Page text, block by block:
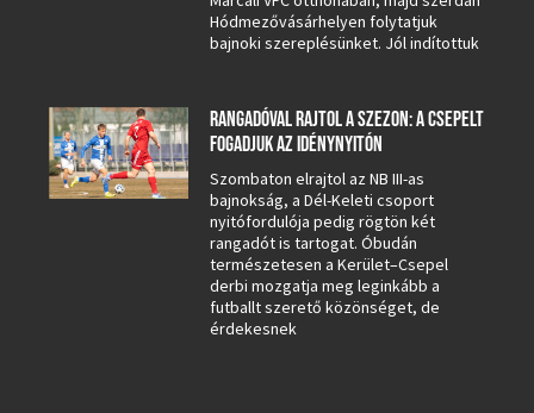
Hódmezővásárhelyen folytatjuk
bajnoki szereplésünket. Jól indítottuk
RANGADÓVAL RAJTOL A SZEZON: A CSEPELT
FOGADJUK AZ IDÉNYNYITÓN
Szombaton elrajtol az NB III-as
bajnokság, a Dél-Keleti csoport
nyitófordulója pedig rögtön két
rangadót is tartogat. Óbudán
természetesen a Kerület–Csepel
derbi mozgatja meg leginkább a
futballt szerető közönséget, de
érdekesnek